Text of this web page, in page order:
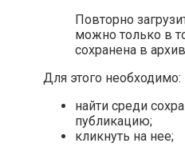
Повторно
можно только в
сохранена в
Для этого необходимо:
найти среди
публикацию;
кликнуть на нее;